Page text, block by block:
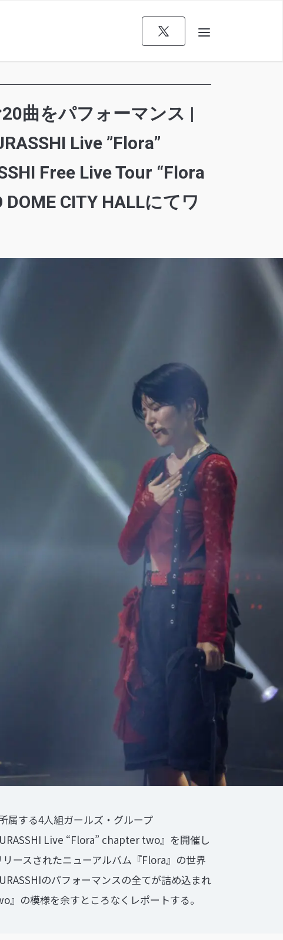
曲をパフォーマンス |
Live ”Flora”
Free Live Tour “Flora
CITY HALLにてワ
属する4人組ガールズ・グループ
Live “Flora” chapter two』を開催し
ースされたニューアルバム『Flora』の世界
のパフォーマンスの全てが詰め込まれ
の模様を余すところなくレポートする。